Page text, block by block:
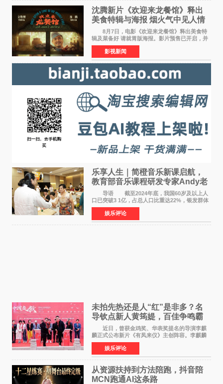
沈腾新片《欢迎来龙餐馆》释出
美食特辑与海报 烟火气中见人情
温暖
8月7日，电影《欢迎来龙餐馆》释出美食特
辑及菜备好 请就胃版海报。影片预售已开启，并
将于8月8日至10日14:00-21:00举行全国超前点
映。电影《欢迎来龙餐馆》作为战争美食喜剧大
片，讲述了中国
影视新闻
乐享人生｜简橙音乐新课启航，
教育部音乐课程研发专家Andy老
师重磅入驻领航银龄琴声
导语 截至2024年底，我国60岁及以上人
口已突破3 1亿，占总人口比重达22%，银发群体
的精神文化需求日益凸显。2024年1月，国务院办
公厅印发《关于发展银发经济增进老年人福祉的
意见》——这是
娱乐评论
未拍先热还是人“红”是非多？名
导钦点新人黄筠媞，百佳争鸣霸
气回应
近日，曾获金鸡奖、华表奖提名的导演李麒
麟正式公布新片《有凤来仪》主创阵容。李麒麟
早年凭电影《华容道》获得金鸡奖、华表奖提
名，此后长期参与国内外电影制作，其担任制片
人参与的作品亦曾
娱乐评论
从资源扶持到方法陪跑，抖音陪
MCN跑通AI这条路